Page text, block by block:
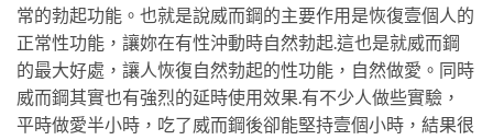
常的勃起功能。也就是說威而鋼的主要作用是恢復壹個人的
正常性功能，讓妳在有性沖動時自然勃起.這也是就威而鋼
的最大好處，讓人恢復自然勃起的性功能，自然做愛。同時
威而鋼其實也有強烈的延時使用效果.有不少人做些實驗，
平時做愛半小時，吃了威而鋼後卻能堅持壹個小時，結果很